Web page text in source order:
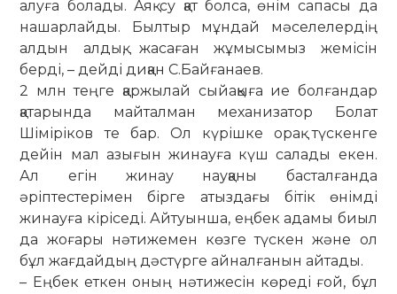
алуға болады. Аяқ су қат болса, өнім сапасы да
нашарлайды. Былтыр мұндай мәселелердің
алдын алдық, жасаған жұмысымыз жемісін
берді, – дейді диқан С.Байғанаев.
2 млн теңге қаржылай сыйақыға ие болғандар
қатарында майталман механизатор Болат
Шіміріков те бар. Ол күрішке орақ түскенге
дейін мал азығын жинауға күш салады екен.
Ал егін жинау науқаны басталғанда
әріптестерімен бірге атыздағы бітік өнімді
жинауға кірі­седі. Айтуынша, еңбек адамы биыл
да жоғары нәтижемен көзге түскен және ол
бұл жағдайдың дәстүрге айналғанын айтады.
– Еңбек еткен оның нәтижесін кө­реді ғой, бұл